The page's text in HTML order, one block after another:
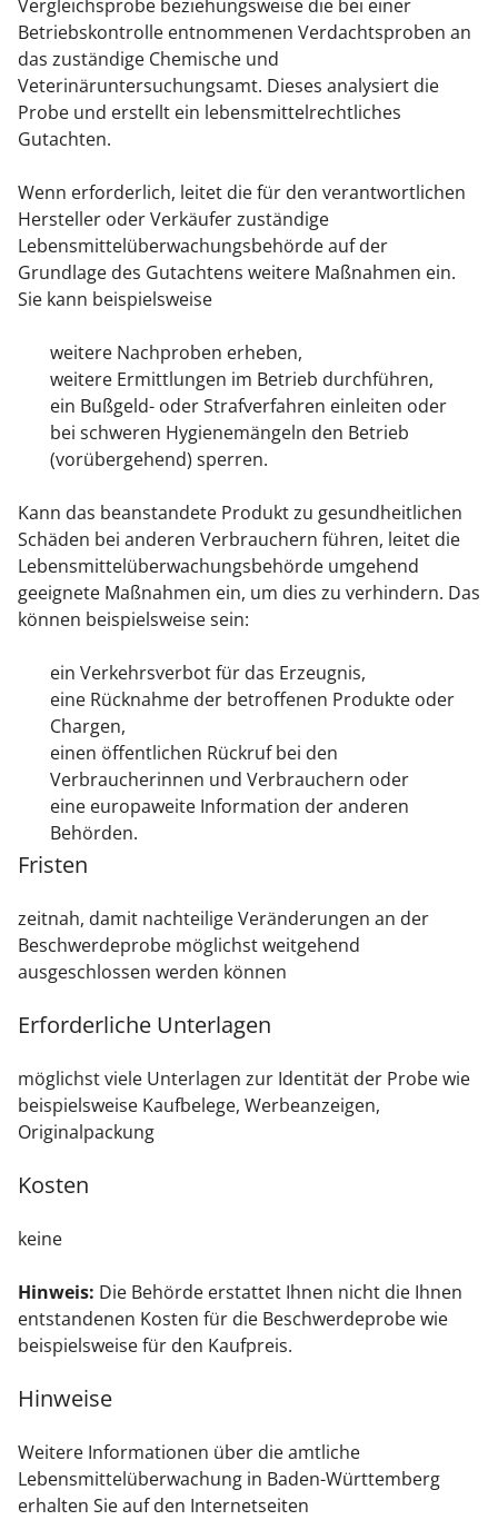
Vergleichsprobe beziehungsweise die bei einer
Betriebskontrolle entnommenen Verdachtsproben an
das zuständige Chemische und
Veterinäruntersuchungsamt. Dieses analysiert die
Probe und erstellt ein lebensmittelrechtliches
Gutachten.
Wenn erforderlich, leitet die für den verantwortlichen
Hersteller oder Verkäufer zuständige
Lebensmittelüberwachungsbehörde auf der
Grundlage des Gutachtens weitere Maßnahmen ein.
Sie kann beispielsweise
weitere Nachproben erheben,
weitere Ermittlungen im Betrieb durchführen,
ein Bußgeld- oder Strafverfahren einleiten oder
bei schweren Hygienemängeln den Betrieb
(vorübergehend) sperren.
Kann das beanstandete Produkt zu gesundheitlichen
Schäden bei anderen Verbrauchern führen, leitet die
Lebensmittelüberwachungsbehörde umgehend
geeignete Maßnahmen ein, um dies zu verhindern. Das
können beispielsweise sein:
ein Verkehrsverbot für das Erzeugnis,
eine Rücknahme der betroffenen Produkte oder
Chargen,
einen öffentlichen Rückruf bei den
Verbraucherinnen und Verbrauchern oder
eine europaweite Information der anderen
Behörden.
Fristen
zeitnah, damit nachteilige Veränderungen an der
Beschwerdeprobe möglichst weitgehend
ausgeschlossen werden können
Erforderliche Unterlagen
möglichst viele Unterlagen zur Identität der Probe wie
beispielsweise Kaufbelege, Werbeanzeigen,
Originalpackung
Kosten
keine
Hinweis: Die Behörde erstattet Ihnen nicht die Ihnen
entstandenen Kosten für die Beschwerdeprobe wie
beispielsweise für den Kaufpreis.
Hinweise
Weitere Informationen über die amtliche
Lebensmittelüberwachung in Baden-Württemberg
erhalten Sie auf den Internetseiten